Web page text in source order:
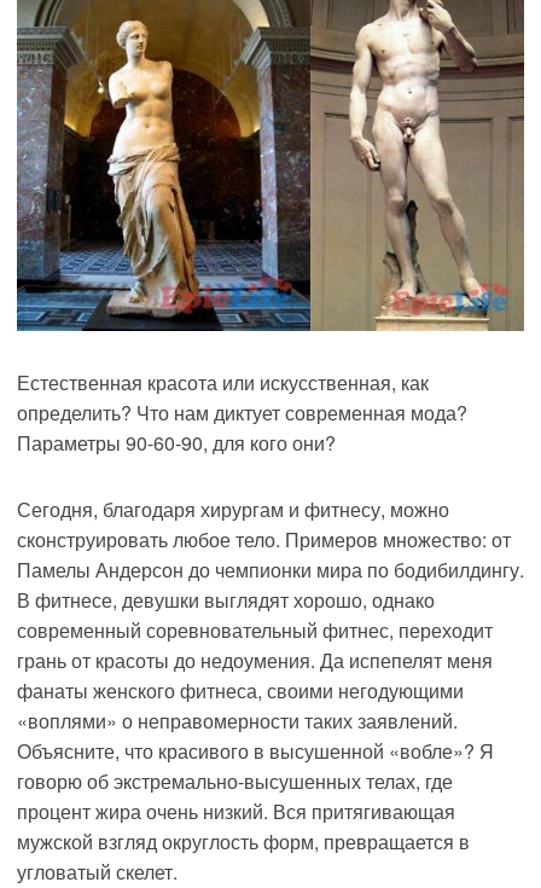
Естественная красота или искусственная, как
определить? Что нам диктуетсовременная мода?
Параметры 90-60-90, для кого они?
Сегодня, благодаря хирургам и фитнесу, можно
сконструировать любое тело. Примеров множество: от
Памелы Андерсон до чемпионки мира по бодибилдингу.
В фитнесе, девушки выглядят хорошо, однако
современный соревновательный фитнес, переходит
грань от красоты до недоумения. Да испепелят меня
фанаты женского фитнеса, своими негодующими
«воплями» о неправомерности таких заявлений.
Объясните, что красивого в высушенной «вобле»? Я
говорю об экстремально-высушенных телах, где
процент жира очень низкий. Вся притягивающая
мужской взгляд округлость форм, превращается в
угловатый скелет.